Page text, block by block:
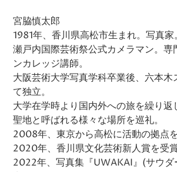
宮脇慎太郎
1981年、香川県高松市生まれ。写真家。
瀬戸内国際芸術祭公式カメラマン。専
ンカレッジ講師。
大阪芸術大学写真学科卒業後、六本木
て独立。
大学在学時より国内外への旅を繰り返
聖地と呼ばれる様々な場所を巡礼。
2008年、東京から高松に活動の拠点を
2020年、香川県文化芸術新人賞を受賞
2022年、写真集『UWAKAI』(サウダ